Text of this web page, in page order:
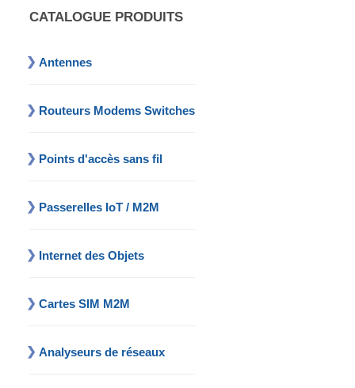
CATALOGUE PRODUITS
Antennes
Routeurs Modems Switches
Points d'accès sans fil
Passerelles IoT / M2M
Internet des Objets
Cartes SIM M2M
Analyseurs de réseaux